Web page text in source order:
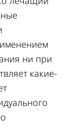
ни при
какие-